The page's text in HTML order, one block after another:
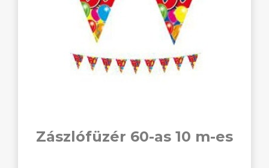
Zászlófüzér 60-as 10 m-es